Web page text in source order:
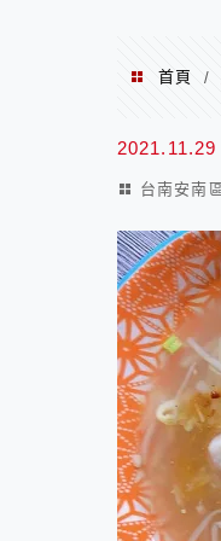
首頁 /
台南沙
2021.11.29
台南安南